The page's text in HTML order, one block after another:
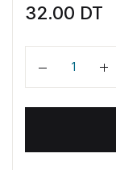
32.00 DT
Quantité